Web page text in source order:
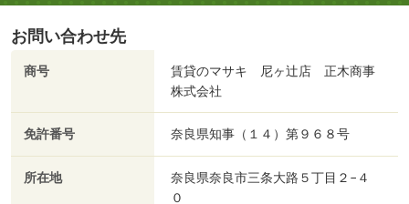
お問い合わせ先
商号
賃貸のマサキ 尼ヶ辻店 正木商事
株式会社
免許番号 奈良県知事（１４）第９６８号
所在地
奈良県奈良市三条大路５丁目２−４
０